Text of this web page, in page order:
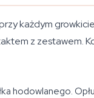
każdym
z zestawem.
hodowlanego.